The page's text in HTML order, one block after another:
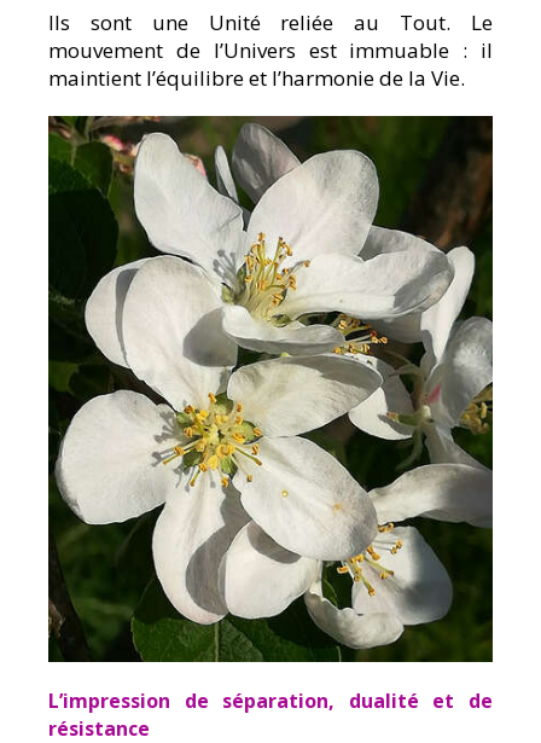
Ils sont une Unité reliée au Tout. Le
mouvement de l’Univers est immuable : il
maintient l’équilibre et l’harmonie de la Vie.
L’impression de séparation, dualité et de
résistance